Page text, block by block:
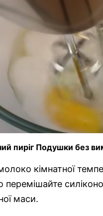
пиріг Подушки без
кімнатної
маси.